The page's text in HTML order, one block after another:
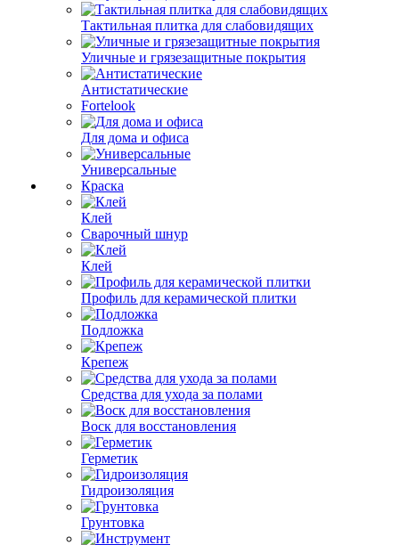
Тактильная плитка для слабовидящих
Уличные и грязезащитные покрытия
Антистатические
Fortelook
Для дома и офиса
Универсальные
Краска
Клей
Сварочный шнур
Клей
Профиль для керамической плитки
Подложка
Крепеж
Средства для ухода за полами
Воск для восстановления
Герметик
Гидроизоляция
Грунтовка